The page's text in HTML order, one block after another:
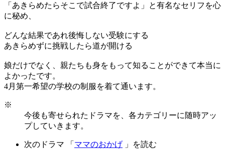
「あきらめたらそこで試合終了ですよ」と有名なセリフを心
に秘め、
どんな結果であれ後悔しない受験にする
あきらめずに挑戦したら道が開ける
娘だけでなく、親たちも身をもって知ることができて本当に
よかったです。
4月第一希望の学校の制服を着て通います。
※
今後も寄せられたドラマを、各カテゴリーに随時アッ
プしていきます。
次のドラマ 「 ママのおかげ 」を読む